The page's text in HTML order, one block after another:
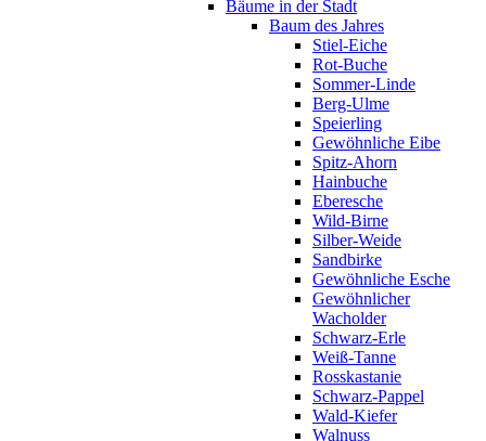
Bäume in der Stadt
Baum des Jahres
Stiel-Eiche
Rot-Buche
Sommer-Linde
Berg-Ulme
Speierling
Gewöhnliche Eibe
Spitz-Ahorn
Hainbuche
Eberesche
Wild-Birne
Silber-Weide
Sandbirke
Gewöhnliche Esche
Gewöhnlicher
Wacholder
Schwarz-Erle
Weiß-Tanne
Rosskastanie
Schwarz-Pappel
Wald-Kiefer
Walnuss